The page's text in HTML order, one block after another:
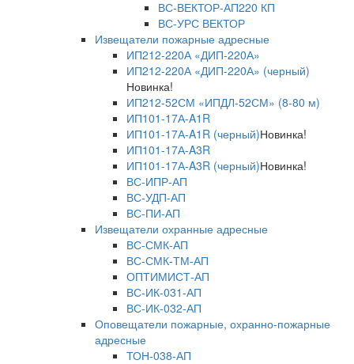
ВС-ВЕКТОР-АП220 КП
ВС-УРС ВЕКТОР
Извещатели пожарные адресные
ИП212-220А «ДИП-220А»
ИП212-220А «ДИП-220А» (черный)
Новинка!
ИП212-52СМ «ИПДЛ-52СМ» (8-80 м)
ИП101-17А-A1R
ИП101-17А-A1R (черный)Новинка!
ИП101-17А-A3R
ИП101-17А-A3R (черный)Новинка!
ВС-ИПР-АП
ВС-УДП-АП
ВС-ПИ-АП
Извещатели охранные адресные
ВС-СМК-АП
ВС-СМК-ТМ-АП
ОПТИМИСТ-АП
ВС-ИК-031-АП
ВС-ИК-032-АП
Оповещатели пожарные, охранно-пожарные
адресные
ТОН-038-АП